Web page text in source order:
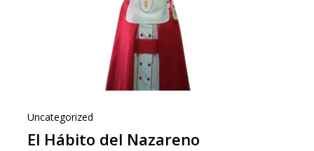
Uncategorized
El Hábito del Nazareno